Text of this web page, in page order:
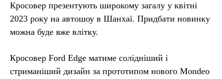
Кросовер презентують широкому загалу у квітні
2023 року на автошоу в Шанхаї. Придбати новинку
можна буде вже влітку.
Кросовер Ford Edge матиме солідніший і
стриманіший дизайн за прототипом нового Mondeo